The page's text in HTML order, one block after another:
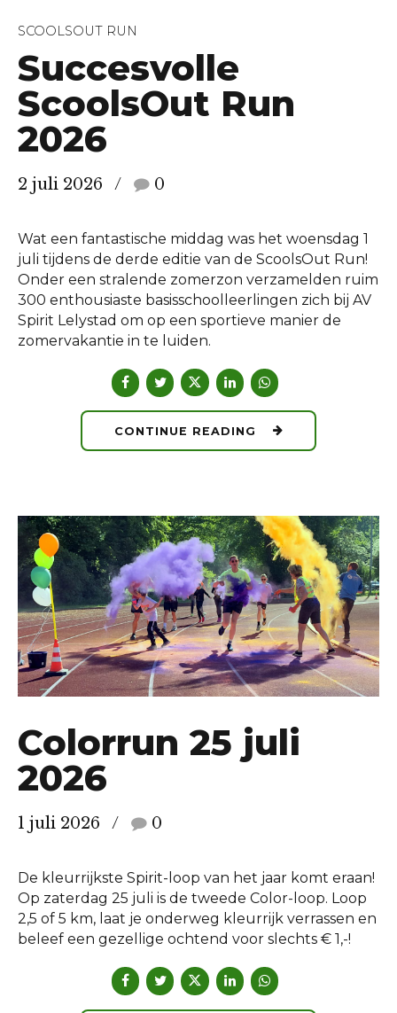
SCOOLSOUT RUN
Succesvolle
ScoolsOut Run
2026
2 juli 2026 0
Wat een fantastische middag was het woensdag 1
juli tijdens de derde editie van de ScoolsOut Run!
Onder een stralende zomerzon verzamelden ruim
300 enthousiaste basisschoolleerlingen zich bij AV
Spirit Lelystad om op een sportieve manier de
zomervakantie in te luiden.
CONTINUE READING
Colorrun 25 juli
2026
1 juli 2026 0
De kleurrijkste Spirit-loop van het jaar komt eraan!
Op zaterdag 25 juli is de tweede Color-loop. Loop
2,5 of 5 km, laat je onderweg kleurrijk verrassen en
beleef een gezellige ochtend voor slechts € 1,-!